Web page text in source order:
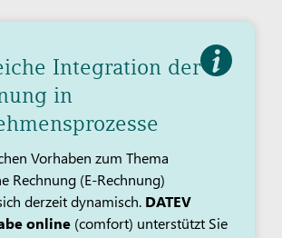
Integration der
in
Vorhaben zum Thema
Rechnung (E-Rechnung)
derzeit dynamisch. DATEV
online (comfort) unterstützt Sie